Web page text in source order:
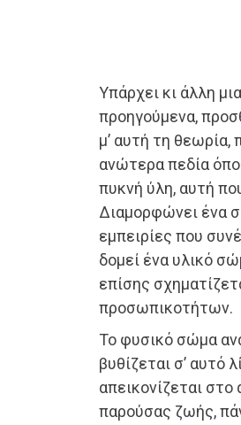
Υπάρχει κι άλλη
προηγούμενα,
μ’ αυτή τη θεωρία,
ανώτερα πεδία
πυκνή ύλη, αυτή
Διαμορφώνει ένα
εμπειρίες που
δομεί ένα υλικό
επίσης
προσωπικοτήτων.
Το φυσικό σώμα
βυθίζεται σ’ αυτό
απεικονίζεται
παρούσας ζωής,